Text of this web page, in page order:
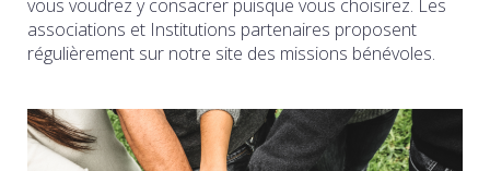
vous voudrez y consacrer puisque vous choisirez. Les
associations et Institutions partenaires proposent
régulièrement sur notre site des missions bénévoles.